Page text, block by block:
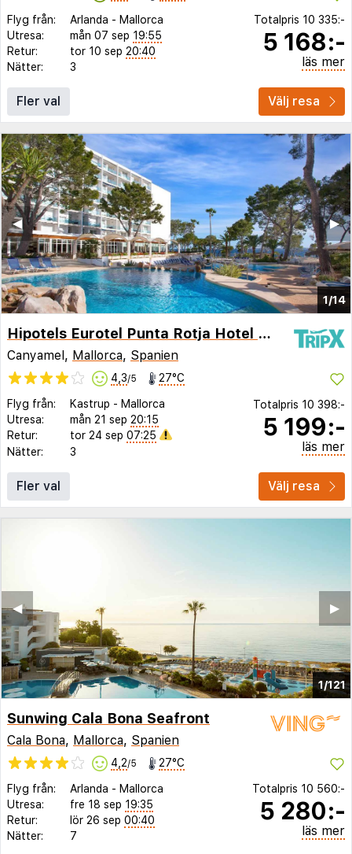
Flyg från: Arlanda - Mallorca
Utresa:
mån 07 sep 19:55
Retur:
tor 10 sep 20:40
Nätter:
3
Totalpris 10 335:-
5 168:-
läs mer
Fler val Välj resa
1/14
▶︎
◀︎
Hipotels Eurotel Punta Rotja Hotel & Spa
Canyamel, Mallorca, Spanien
4,3/5 27°C
Flyg från: Kastrup - Mallorca
Utresa:
mån 21 sep 20:15
Retur:
tor 24 sep 07:25
Nätter:
3
Totalpris 10 398:-
5 199:-
läs mer
Fler val Välj resa
1/121
▶︎
◀︎
Sunwing Cala Bona Seafront
Cala Bona, Mallorca, Spanien
4,2/5 27°C
Flyg från: Arlanda - Mallorca
Utresa:
fre 18 sep 19:35
Retur:
lör 26 sep 00:40
Nätter:
7
Totalpris 10 560:-
5 280:-
läs mer